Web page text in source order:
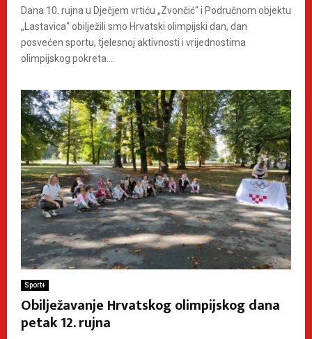
Dana 10. rujna u Dječjem vrtiću „Zvončić“ i Područnom objektu
„Lastavica“ obilježili smo Hrvatski olimpijski dan, dan
posvećen sportu, tjelesnoj aktivnosti i vrijednostima
olimpijskog pokreta....
Sport+
Obilježavanje Hrvatskog olimpijskog dana
petak 12. rujna